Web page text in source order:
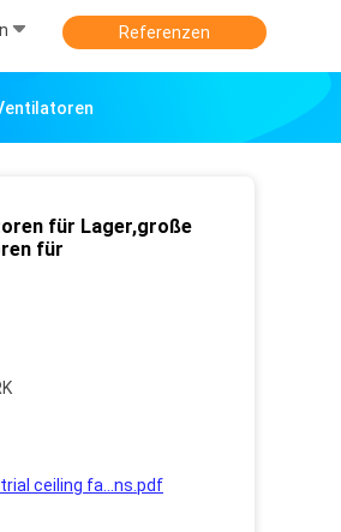
Referenzen
für Lager,große
für
ceiling fa...ns.pdf